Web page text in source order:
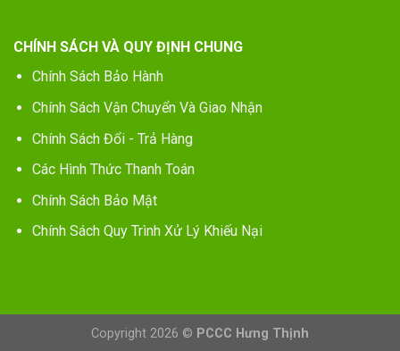
CHÍNH SÁCH VÀ QUY ĐỊNH CHUNG
Chính Sách Bảo Hành
Chính Sách Vận Chuyển Và Giao Nhận
Chính Sách Đổi - Trả Hàng
Các Hình Thức Thanh Toán
Chính Sách Bảo Mật
Chính Sách Quy Trình Xử Lý Khiếu Nại
Copyright 2026 © PCCC Hưng Thịnh